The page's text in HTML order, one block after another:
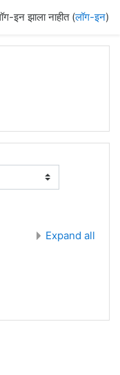
इन झाला नाहीत (लॉग-इन)
Expand all